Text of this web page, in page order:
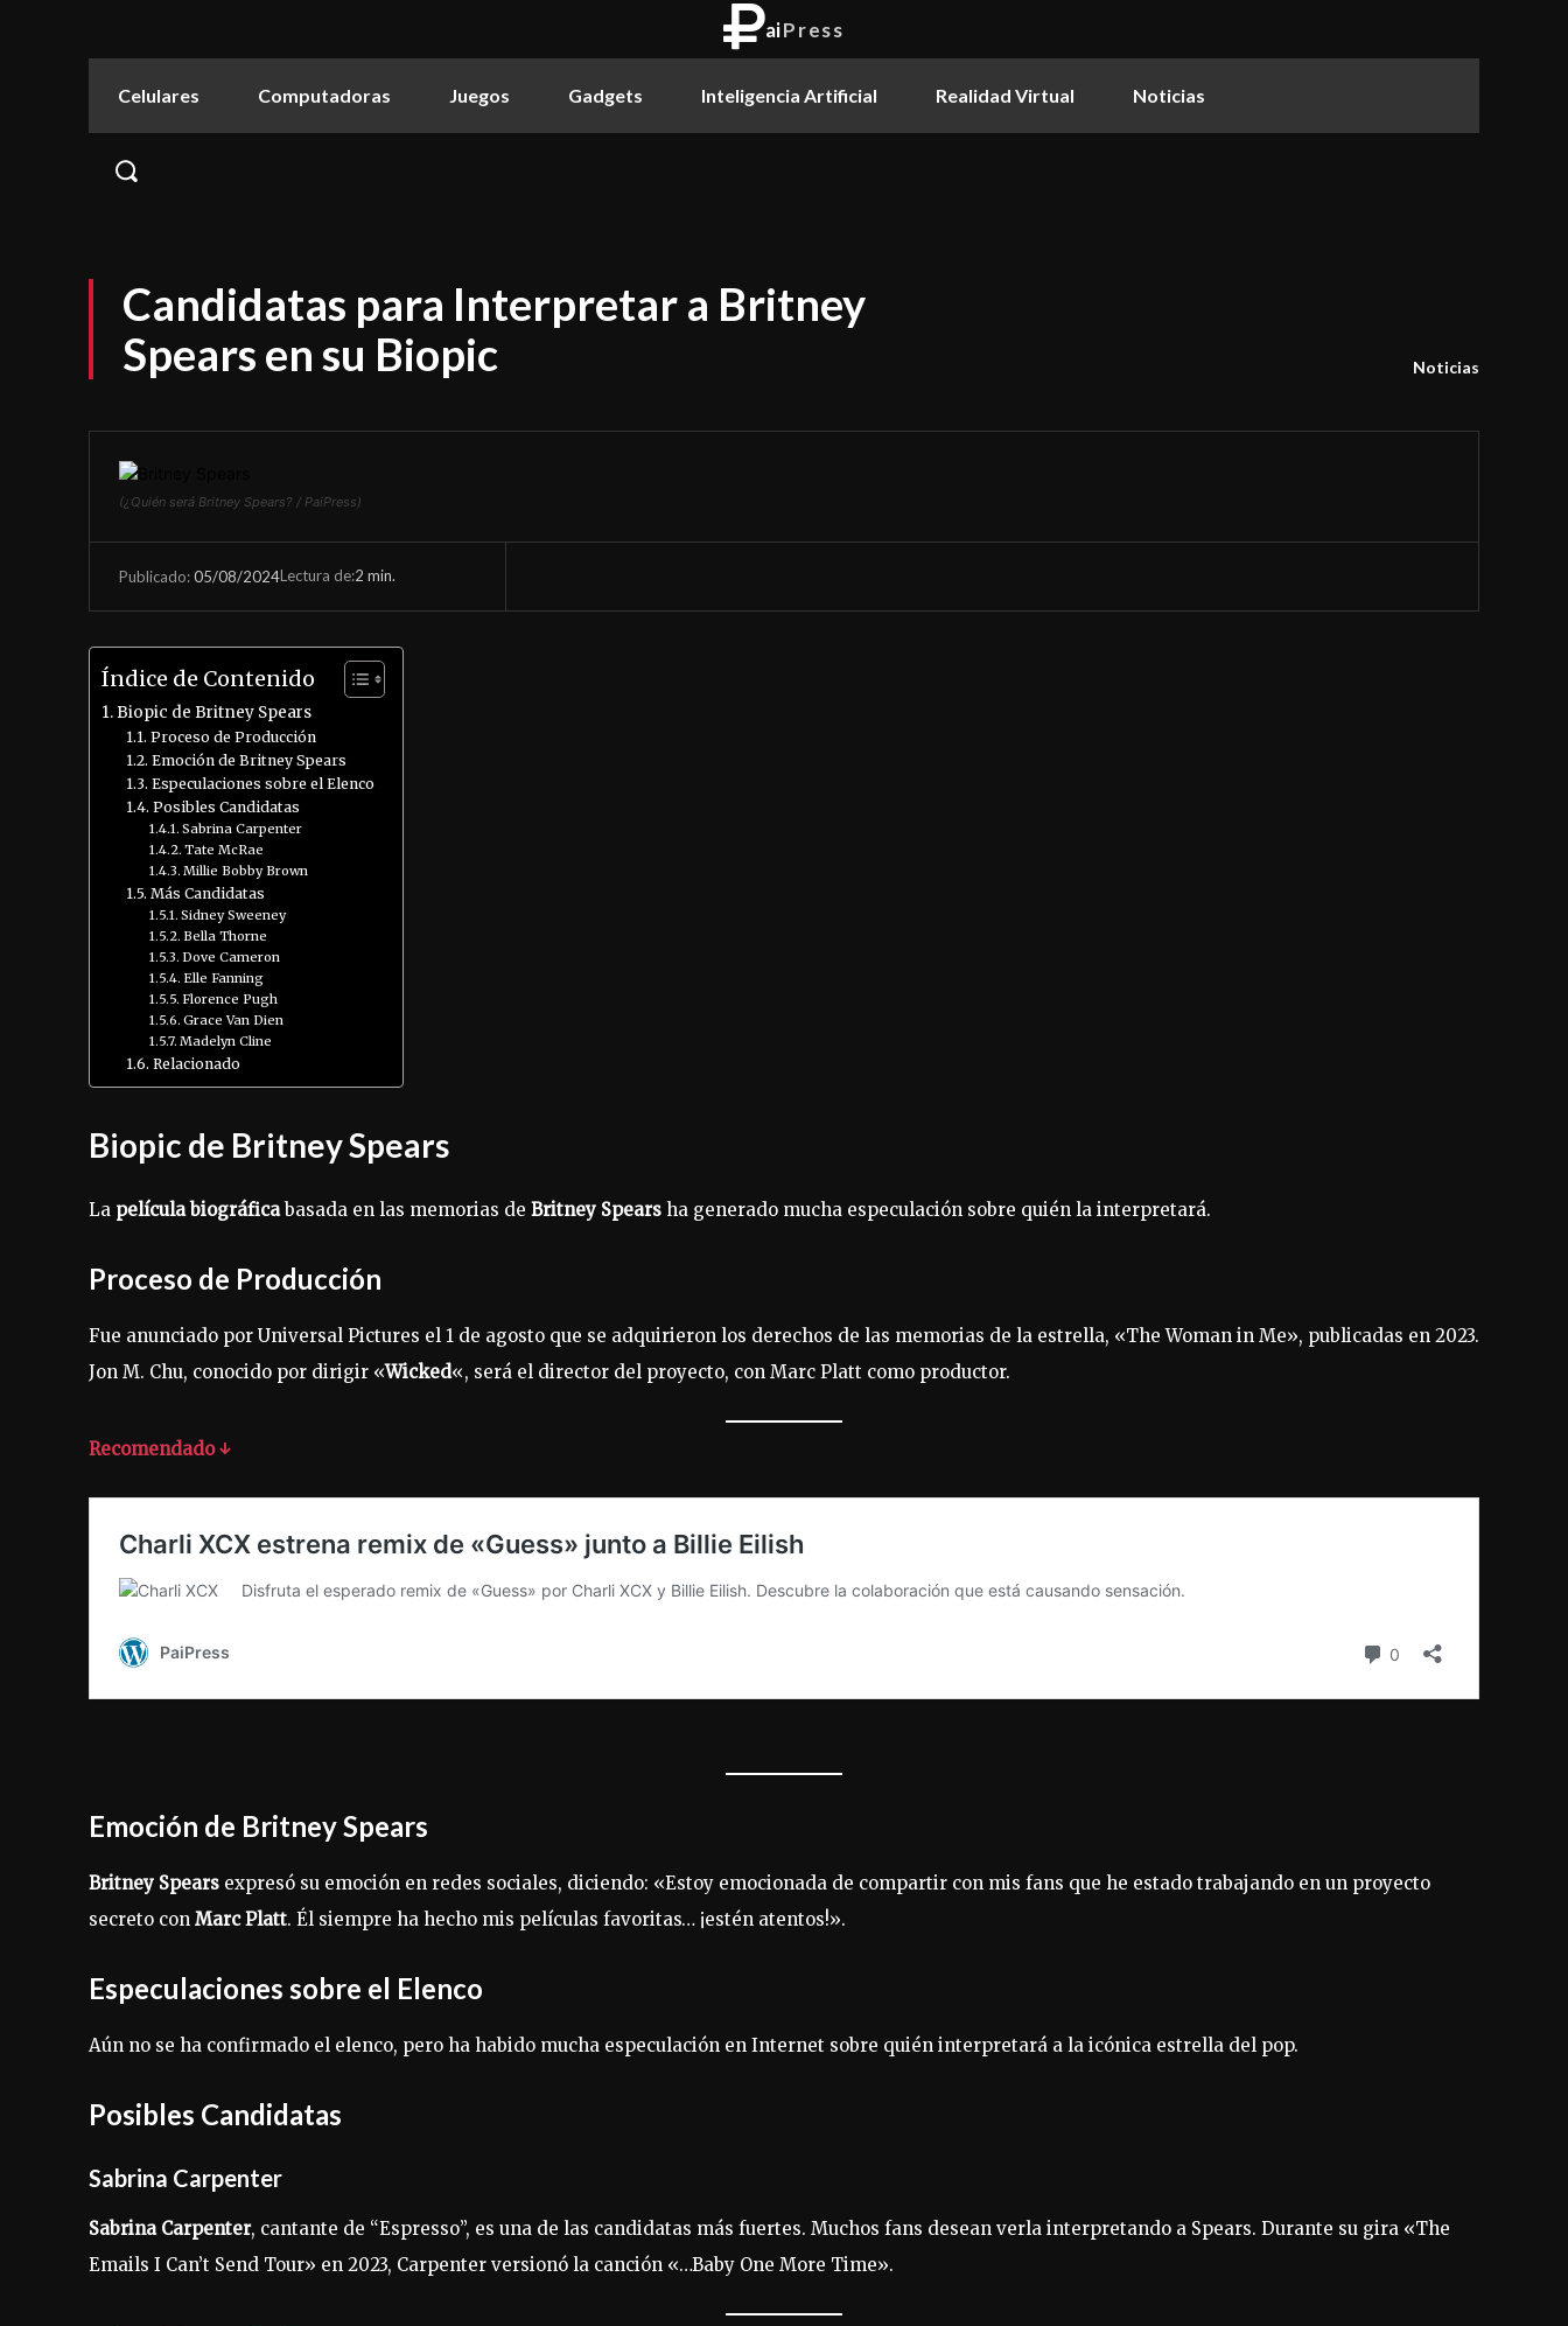
aiPress
Celulares Computadoras Juegos Gadgets Inteligencia Artificial Realidad Virtual Noticias
Candidatas para Interpretar a Britney
Spears en su Biopic
Noticias
(¿Quién será Britney Spears? / PaiPress)
Publicado:05/08/2024Lectura de:2 min.
Índice de Contenido
Biopic de Britney Spears
Proceso de Producción
Emoción de Britney Spears
Especulaciones sobre el Elenco
Posibles Candidatas
Sabrina Carpenter
Tate McRae
Millie Bobby Brown
Más Candidatas
Sidney Sweeney
Bella Thorne
Dove Cameron
Elle Fanning
Florence Pugh
Grace Van Dien
Madelyn Cline
Relacionado
Biopic de Britney Spears
La película biográficabasada en las memorias de Britney Spears ha generado mucha especulación sobre quién la interpretará.
Proceso de Producción
Fue anunciado por Universal Pictures el 1 de agosto que se adquirieron los derechos de las memorias de la estrella, «The Woman in Me», publicadas en 2023.
Jon M. Chu, conocido por dirigir «Wicked«, será el director del proyecto, con Marc Platt como productor.
Recomendado ↓
Emoción de Britney Spears
Britney Spears expresó su emoción en redes sociales, diciendo: «Estoy emocionada de compartir con mis fans que he estado trabajando en un proyecto
secreto con Marc Platt. Él siempre ha hecho mis películas favoritas… ¡estén atentos!».
Especulaciones sobre el Elenco
Aún no se ha confirmado el elenco, pero ha habido mucha especulación en Internet sobre quién interpretará a la icónica estrella del pop.
Posibles Candidatas
Sabrina Carpenter
Sabrina Carpenter, cantante de “Espresso”, es una de las candidatas más fuertes. Muchos fans desean verla interpretando a Spears. Durante su gira «The
Emails I Can’t Send Tour» en 2023, Carpenter versionó la canción «…Baby One More Time».